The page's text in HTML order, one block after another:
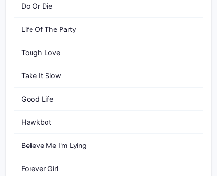
Do Or Die
Life Of The Party
Tough Love
Take It Slow
Good Life
Hawkbot
Believe Me I'm Lying
Forever Girl